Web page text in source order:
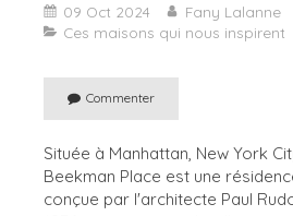
09 Oct 2024
Fany Lalanne
Ces maisons qui nous inspirent
Commenter
Située à Manhattan, New York
Beekman Place est une
conçue par l'architecte Paul